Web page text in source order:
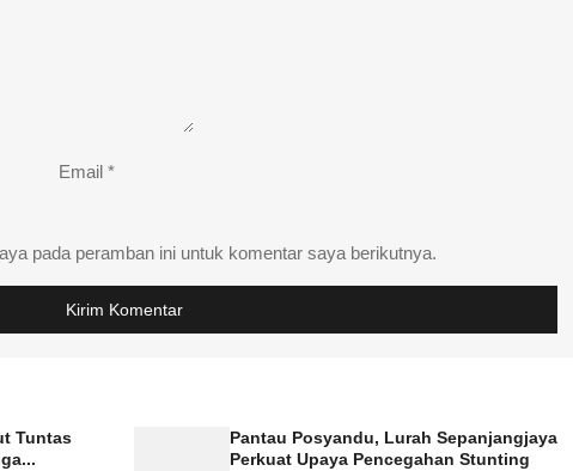
Email *
pada peramban ini untuk komentar saya berikutnya.
Tuntas
Pantau Posyandu, Lurah Sepanjangjaya
Perkuat Upaya Pencegahan Stunting